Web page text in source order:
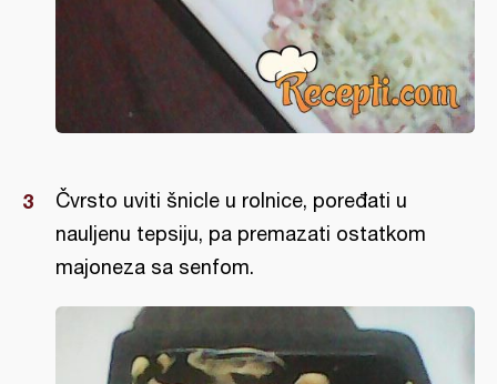
Čvrsto uviti šnicle u rolnice, poređati u
nauljenu tepsiju, pa premazati ostatkom
majoneza sa senfom.